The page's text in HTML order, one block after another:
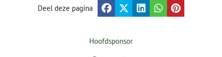
Deel deze pagina
Hoofdsponsor